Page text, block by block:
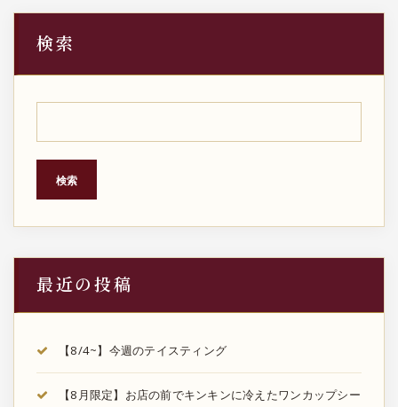
検索
検索
最近の投稿
【8/4~】今週のテイスティング
【8月限定】お店の前でキンキンに冷えたワンカップシー